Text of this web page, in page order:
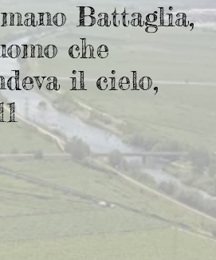
Battaglia,
che
il cielo,